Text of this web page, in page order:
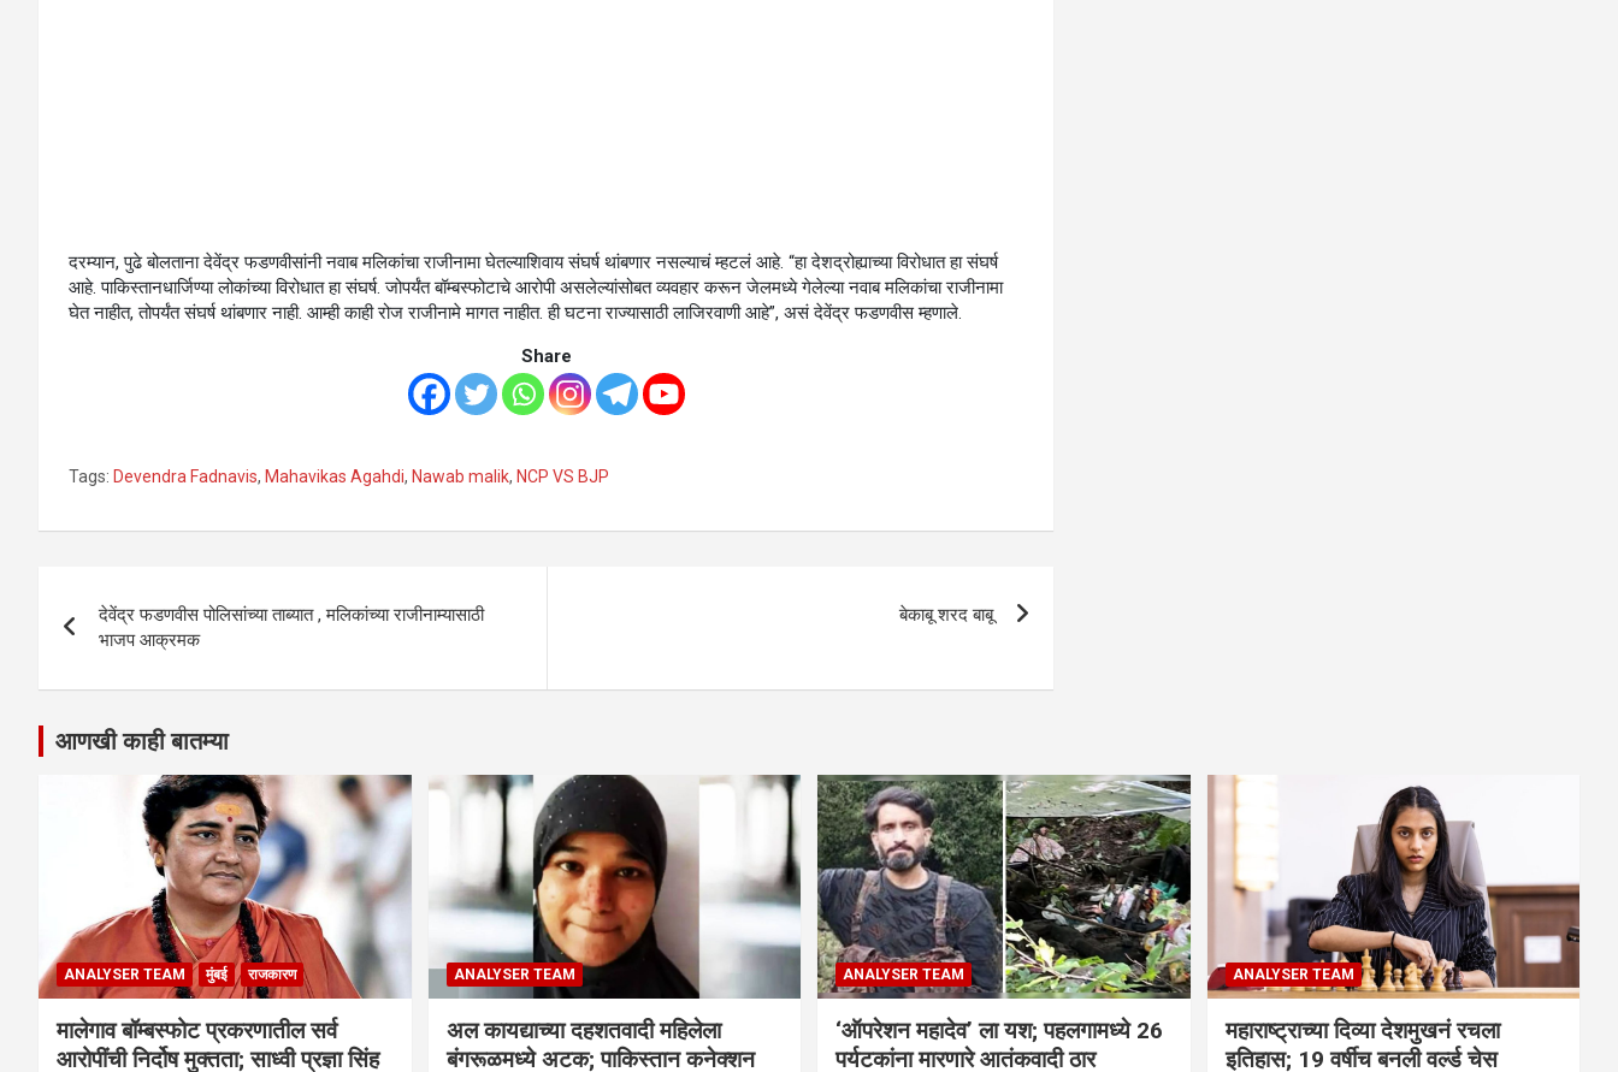
दरम्यान, पुढे बोलताना देवेंद्र फडणवीसांनी नवाब मलिकांचा राजीनामा घेतल्याशिवाय संघर्ष थांबणार नसल्याचं म्हटलं आहे. “हा देशद्रोह्याच्या विरोधात हा संघर्ष
आहे. पाकिस्तानधार्जिण्या लोकांच्या विरोधात हा संघर्ष. जोपर्यंत बॉम्बस्फोटाचे आरोपी असलेल्यांसोबत व्यवहार करून जेलमध्ये गेलेल्या नवाब मलिकांचा राजीनामा
घेत नाहीत, तोपर्यंत संघर्ष थांबणार नाही. आम्ही काही रोज राजीनामे मागत नाहीत. ही घटना राज्यासाठी लाजिरवाणी आहे”, असं देवेंद्र फडणवीस म्हणाले.
Share
Tags: Devendra Fadnavis, Mahavikas Agahdi, Nawab malik, NCP VS BJP
navigation
देवेंद्र फडणवीस पोलिसांच्या ताब्यात , मलिकांच्या राजीनाम्यासाठी
भाजप आक्रमक
बेकाबू शरद बाबू
आणखी काही बातम्या
ANALYSER TEAM मुंबई राजकारण
मालेगाव बॉम्बस्फोट प्रकरणातील सर्व
आरोपींची निर्दोष मुक्तता; साध्वी प्रज्ञा सिंह
ANALYSER TEAM
अल कायद्याच्या दहशतवादी महिलेला
बंगरूळमध्ये अटक; पाकिस्तान कनेक्शन
ANALYSER TEAM
‘ऑपरेशन महादेव’ ला यश; पहलगामध्ये 26
पर्यटकांना मारणारे आतंकवादी ठार
ANALYSER TEAM
महाराष्ट्राच्या दिव्या देशमुखनं रचला
इतिहास; 19 वर्षीच बनली वर्ल्ड चेस